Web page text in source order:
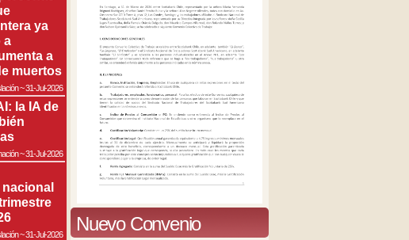
ya
a
a
muertos
~31-Jul-2026
la IA de
~31-Jul-2026
~31-Jul-2026 Nuevo Convenio